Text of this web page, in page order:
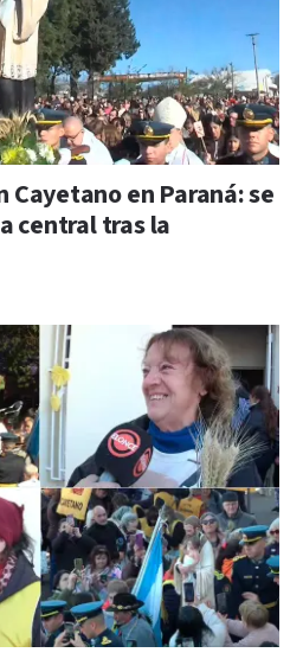
Cayetano en Paraná: se
central tras la